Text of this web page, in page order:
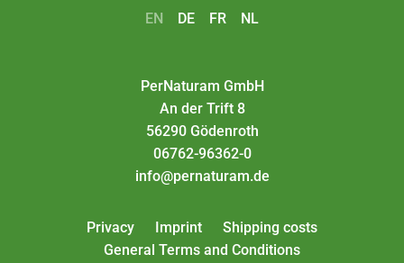
EN DE FR NL
PerNaturam GmbH
An der Trift 8
56290 Gödenroth
06762-96362-0
info@pernaturam.de
Privacy Imprint
Shipping costs
General Terms and Conditions